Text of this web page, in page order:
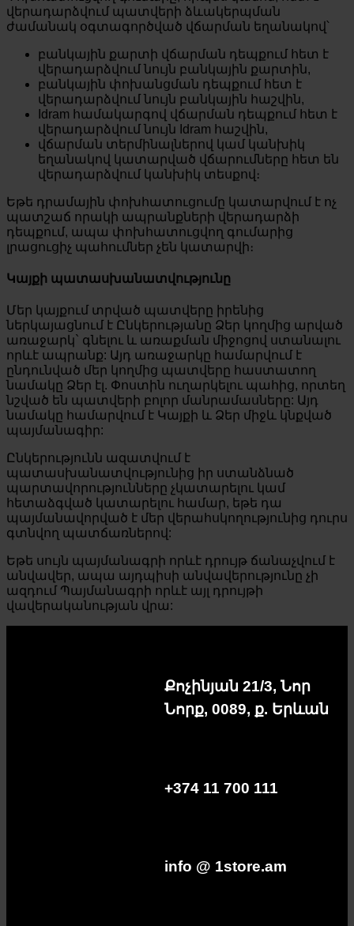
վերադարձվում պատվերի ձևակերպման
ժամանակ օգտագործված վճարման եղանակով՝
բանկային քարտի վճարման դեպքում հետ է
վերադարձվում նույն բանկային քարտին,
բանկային փոխանցման դեպքում հետ է
վերադարձվում նույն բանկային հաշվին,
Idram համակարգով վճարման դեպքում հետ է
վերադարձվում նույն Idram հաշվին,
վճարման տերմինալներով կամ կանխիկ
եղանակով կատարված վճարումները հետ են
վերադարձվում կանխիկ տեսքով։
Եթե դրամային փոխհատուցումը կատարվում է ոչ
պատշաճ որակի ապրանքների վերադարձի
դեպքում, ապա փոխհատուցվող գումարից
լրացուցիչ պահումներ չեն կատարվի։
Կայքի պատասխանատվությունը
Մեր կայքում տրված պատվերը իրենից
ներկայացնում է Ընկերությանը Ձեր կողմից արված
առաջարկ` գնելու և առաքման միջոցով ստանալու
որևէ ապրանք: Այդ առաջարկը համարվում է
ընդունված մեր կողմից պատվերը հաստատող
նամակը Ձեր էլ. Փոստին ուղարկելու պահից, որտեղ
նշված են պատվերի բոլոր մանրամասները: Այդ
նամակը համարվում է Կայքի և Ձեր միջև կնքված
պայմանագիր:
Ընկերությունն ազատվում է
պատասխանատվությունից իր ստանձնած
պարտավորությունները չկատարելու կամ
հետաձգված կատարելու համար, եթե դա
պայմանավորված է մեր վերահսկողությունից դուրս
գտնվող պատճառներով:
Եթե սույն պայմանագրի որևէ դրույթ ճանաչվում է
անվավեր, ապա այդպիսի անվավերությունը չի
ազդում Պայմանագրի որևէ այլ դրույթի
վավերականության վրա:
Քոչինյան 21/3, Նոր
Նորք, 0089, ք. Երևան
+374 11 700 111
info @ 1store.am